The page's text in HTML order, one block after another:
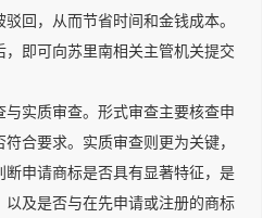
回，从而节省时间和金钱成本。
即可向苏里南相关主管机关提交
实质审查。形式审查主要核查申
合要求。实质审查则更为关键，
断申请商标是否具有显著特征，是
及是否与在先申请或注册的商标